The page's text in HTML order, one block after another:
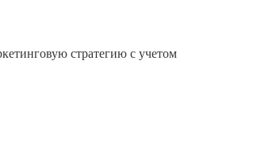
стратегию с учетом